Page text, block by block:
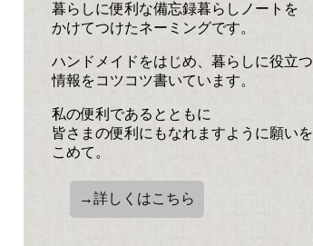
暮らしに便利な備忘録暮らしノートを
かけてつけたネーミングです。
ハンドメイドをはじめ、暮らしに役立つ
情報をコツコツ書いています。
私の便利であるとともに
皆さまの便利にもなれますように願いを
こめて。
→詳しくはこちら